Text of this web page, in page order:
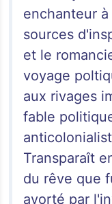
enchanteur
sources
et le
voyage
aux rivages
fable
Transparaît
du rêve que
avorté par